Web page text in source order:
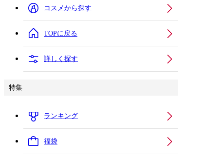
コスメから探す
TOPに戻る
詳しく探す
特集
ランキング
福袋